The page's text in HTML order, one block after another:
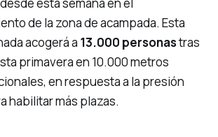
de la zona de acampada. Esta
acogerá a 13.000 personastras
primavera en 10.000 metros
en respuesta a la presión
habilitar más plazas.